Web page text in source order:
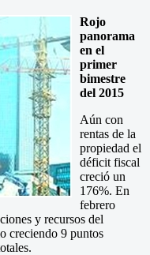
Rojo
panorama
en el
primer
bimestre
del 2015
Aún con
rentas de la
propiedad el
déficit fiscal
creció un
176%. En
febrero
y recursos del
creciendo 9 puntos